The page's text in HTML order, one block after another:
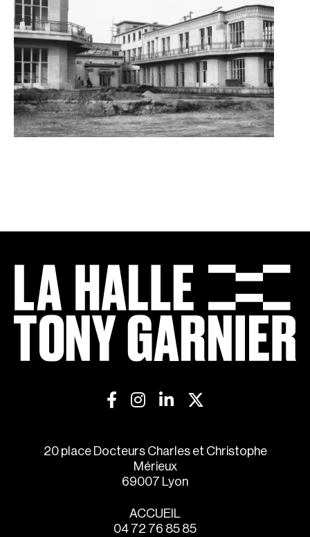
20 place Docteurs Charles et Christophe
Mérieux
69007 Lyon
ACCUEIL
04 72 76 85 85